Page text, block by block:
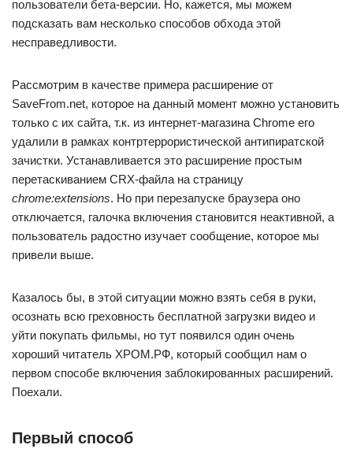
пользователи бета-версии. Но, кажется, мы можем
подсказать вам несколько способов обхода этой
несправедливости.
Рассмотрим в качестве примера расширение от
SaveFrom.net, которое на данный момент можно установить
только с их сайта, т.к. из интернет-магазина Chrome его
удалили в рамках контртеррористической антипиратской
зачистки. Устанавливается это расширение простым
перетаскиванием CRX-файла на страницу
chrome:extensions. Но при перезапуске браузера оно
отключается, галочка включения становится неактивной, а
пользователь радостно изучает сообщение, которое мы
привели выше.
Казалось бы, в этой ситуации можно взять себя в руки,
осознать всю греховность бесплатной загрузки видео и
уйти покупать фильмы, но тут появился один очень
хороший читатель ХРОМ.РФ, который сообщил нам о
первом способе включения заблокированных расширений.
Поехали.
Первый способ